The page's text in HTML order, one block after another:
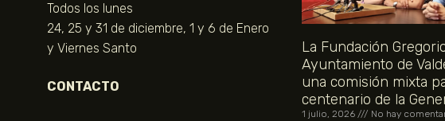
Todos los lunes
24, 25 y 31 de diciembre, 1 y 6 de Enero
y Viernes Santo
CONTACTO
La Fundación
Ayuntamiento de
una comisión mixta
centenario de la
1 julio, 2026 No hay